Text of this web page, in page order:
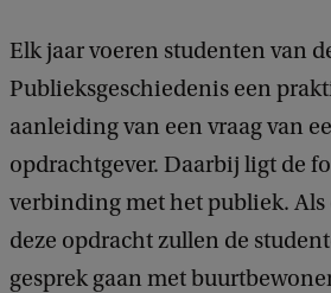
m
e
u
n
Elk jaar voeren studenten van
Publieksgeschiedenis een
aanleiding van een vraag van
opdrachtgever. Daarbij ligt de
verbinding met het publiek. Als
deze opdracht zullen de
gesprek gaan met